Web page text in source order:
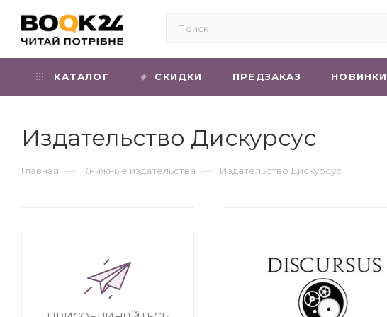
КАТАЛОГ СКИДКИ ПРЕДЗАКАЗ НОВИНКИ
Издательство Дискурсус
Главная — Книжные издательства — Издательство Дискурсус